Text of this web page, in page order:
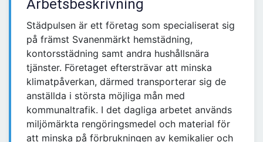
Arbetsbeskrivning
Städpulsen är ett företag som specialiserat sig
på främst Svanenmärkt hemstädning,
kontorsstädning samt andra hushållsnära
tjänster. Företaget eftersträvar att minska
klimatpåverkan, därmed transporterar sig de
anställda i största möjliga mån med
kommunaltrafik. I det dagliga arbetet används
miljömärkta rengöringsmedel och material för
att minska på förbrukningen av kemikalier och